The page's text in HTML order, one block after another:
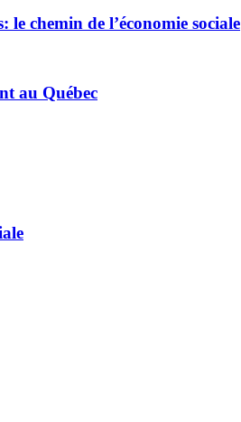
le chemin de l’économie sociale
au Québec